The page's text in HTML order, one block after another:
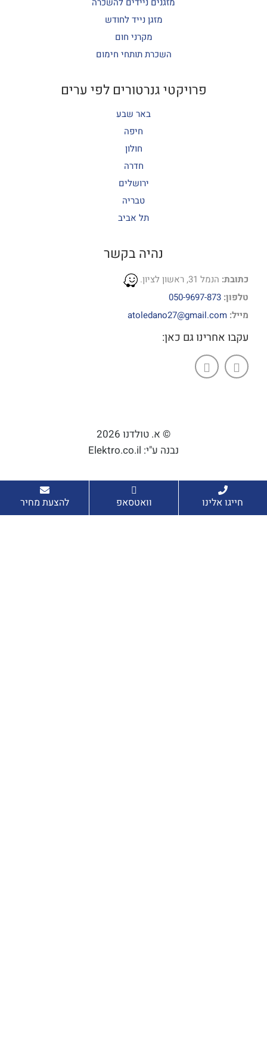
מזגן נייד לחודש
מקרני חום
השכרת תותחי חימום
פרויקטי גנרטורים לפי ערים
באר שבע
חיפה
חולון
חדרה
ירושלים
טבריה
תל אביב
נהיה בקשר
כתובת: הנמל 31, ראשון לציון.
טלפון: 050-9697-873
מייל: atoledano27@gmail.com
עקבו אחרינו גם כאן:
© א. טולדנו 2026
נבנה ע"י: Elektro.co.il
חייגו אלינו וואטסאפ להצעת מחיר